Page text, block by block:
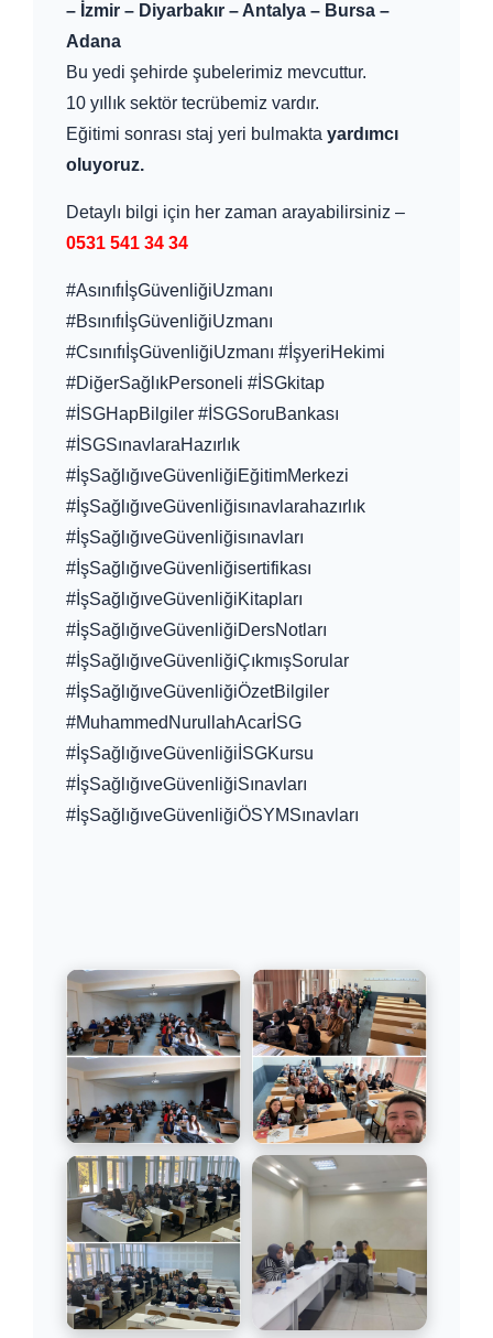
– İzmir – Diyarbakır – Antalya – Bursa –
Adana
Bu yedi şehirde şubelerimiz mevcuttur.
10 yıllık sektör tecrübemiz vardır.
Eğitimi sonrası staj yeri bulmakta yardımcı
oluyoruz.
Detaylı bilgi için her zaman arayabilirsiniz –
0531 541 34 34
#AsınıfıİşGüvenliğiUzmanı
#BsınıfıİşGüvenliğiUzmanı
#CsınıfıİşGüvenliğiUzmanı #İşyeriHekimi
#DiğerSağlıkPersoneli #İSGkitap
#İSGHapBilgiler #İSGSoruBankası
#İSGSınavlaraHazırlık
#İşSağlığıveGüvenliğiEğitimMerkezi
#İşSağlığıveGüvenliğisınavlarahazırlık
#İşSağlığıveGüvenliğisınavları
#İşSağlığıveGüvenliğisertifikası
#İşSağlığıveGüvenliğiKitapları
#İşSağlığıveGüvenliğiDersNotları
#İşSağlığıveGüvenliğiÇıkmışSorular
#İşSağlığıveGüvenliğiÖzetBilgiler
#MuhammedNurullahAcarİSG
#İşSağlığıveGüvenliğiİSGKursu
#İşSağlığıveGüvenliğiSınavları
#İşSağlığıveGüvenliğiÖSYMSınavları